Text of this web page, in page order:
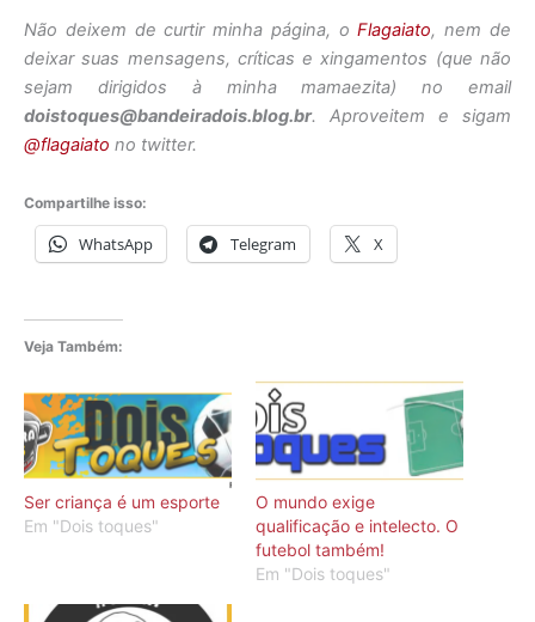
Não deixem de curtir minha página, oFlagaiato, nem de
deixar suas mensagens, críticas e xingamentos (que não
sejam dirigidos à minha mamaezita) no email
doistoques@bandeiradois.blog.br. Aproveitem e sigam
@flagaiato no twitter.
Compartilhe isso:
WhatsApp Telegram X
Veja Também:
Ser criança é um esporte
Em "Dois toques"
O mundo exige
qualificação e intelecto. O
futebol também!
Em "Dois toques"